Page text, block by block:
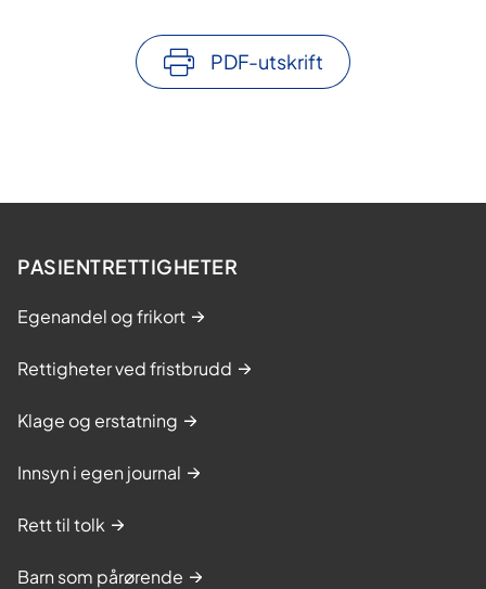
PDF-utskrift
PASIENTRETTIGHETER
Egenandel og frikort
Rettigheter ved fristbrudd
Klage og erstatning
Innsyn i egen journal
Rett til tolk
Barn som pårørende